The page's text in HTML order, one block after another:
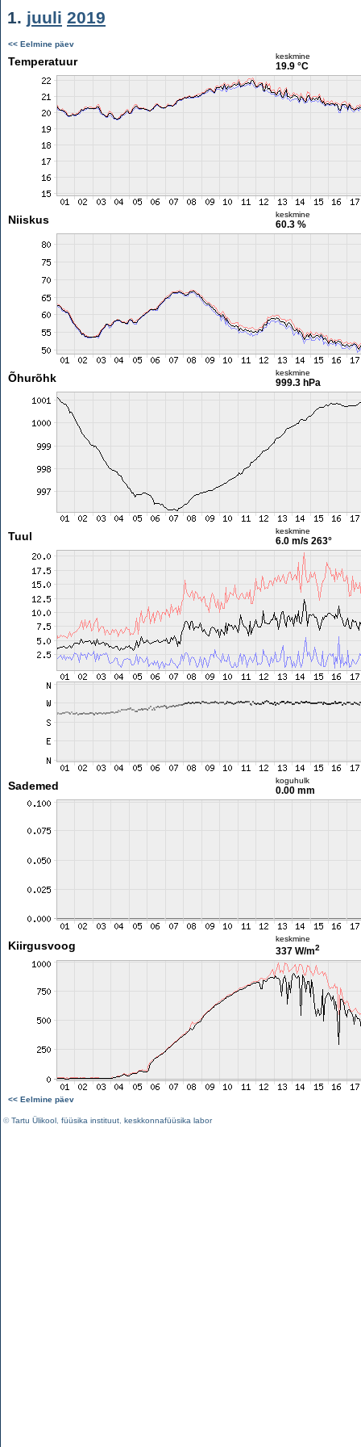
1. juuli 2019
<< Eelmine päev
Temperatuur keskmine
19.9 °C
Niiskus keskmine
60.3 %
Õhurõhk keskmine
999.3 hPa
Tuul keskmine
6.0 m/s 263°
Sademed koguhulk
0.00 mm
Kiirgusvoog
keskmine
337 W/m2
<< Eelmine päev
©Tartu Ülikool füüsika instituut keskkonnafüüsika labor